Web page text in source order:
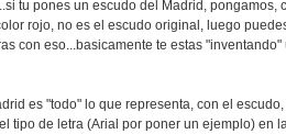
tu pones un escudo del Madrid, pongamos,
rojo, no es el escudo original, luego
con eso...basicamente te estas "inventando"
es "todo" lo que representa, con el
tipo de letra (Arial por poner un ejemplo) en